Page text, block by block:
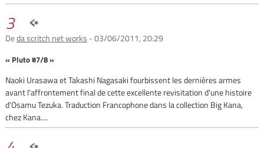
3
Deda scritch net works - 03/06/2011, 20:29
« Pluto #7/8 »
Naoki Urasawa et Takashi Nagasaki fourbissent les dernières armes
avant l'affrontement final de cette excellente revisitation d'une histoire
d'Osamu Tezuka. Traduction Francophone dans la collection Big Kana,
chez Kana....